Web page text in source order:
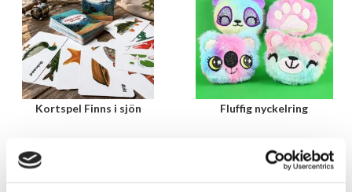
Kortspel Finns i sjön Fluffig nyckelring
39 kr